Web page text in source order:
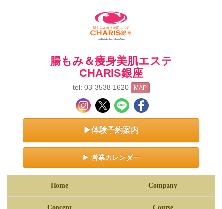
腸もみ＆痩身美肌エステ
CHARIS銀座
tel: 03-3538-1620 MAP
▶体験予約案内
▶ 営業カレンダー
Home Company
Concept Course